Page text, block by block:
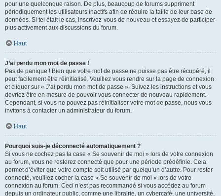
pour une quelconque raison. De plus, beaucoup de forums suppriment
périodiquement les utilisateurs inactifs afin de réduire la taille de leur base de
données. Si tel était le cas, inscrivez-vous de nouveau et essayez de participer
plus activement aux discussions du forum.
Haut
J’ai perdu mon mot de passe !
Pas de panique ! Bien que votre mot de passe ne puisse pas être récupéré, il
peut facilement être réinitialisé. Veuillez vous rendre sur la page de connexion
et cliquer sur « J’ai perdu mon mot de passe ». Suivez les instructions et vous
devriez être en mesure de pouvoir vous connecter de nouveau rapidement.
Cependant, si vous ne pouvez pas réinitialiser votre mot de passe, nous vous
invitons à contacter un administrateur du forum.
Haut
Pourquoi suis-je déconnecté automatiquement ?
Si vous ne cochez pas la case « Se souvenir de moi » lors de votre connexion
au forum, vous ne resterez connecté que pour une période prédéfinie. Cela
permet d’éviter que votre compte soit utilisé par quelqu’un d’autre. Pour rester
connecté, veuillez cocher la case « Se souvenir de moi » lors de votre
connexion au forum. Ceci n’est pas recommandé si vous accédez au forum
depuis un ordinateur public, comme une librairie, un cybercafé, une université,